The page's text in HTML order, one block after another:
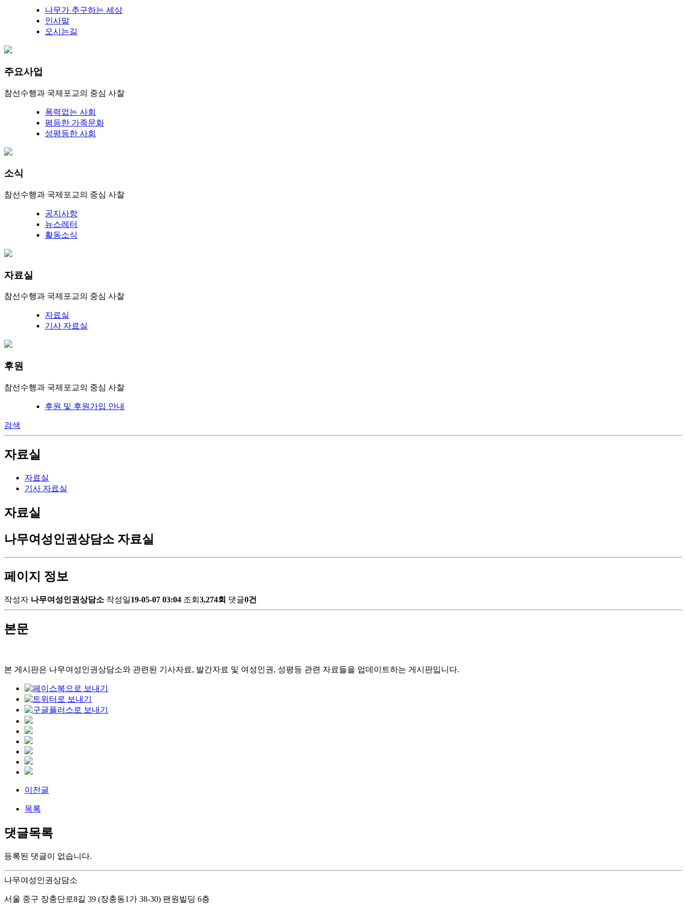
나무가 추구하는 세상
인사말
오시는길
주요사업
참선수행과 국제포교의 중심 사찰
폭력없는 사회
평등한 가족문화
성평등한 사회
소식
참선수행과 국제포교의 중심 사찰
공지사항
뉴스레터
활동소식
자료실
참선수행과 국제포교의 중심 사찰
자료실
기사 자료실
후원
참선수행과 국제포교의 중심 사찰
후원 및 후원가입 안내
검색
자료실
자료실
기사 자료실
자료실
나무여성인권상담소 자료실
페이지 정보
작성자 나무여성인권상담소 작성일19-05-07 03:04 조회 3,274회 댓글0건
본문
본 게시판은 나무여성인권상담소와 관련된 기사자료, 발간자료 및 여성인권, 성평등 관련 자료들을 업데이트하는 게시판입니다.
이전글
목록
댓글목록
등록된 댓글이 없습니다.
나무여성인권상담소
서울 중구 장충단로8길 39 (장충동1가 38-30) 팬원빌딩 6층